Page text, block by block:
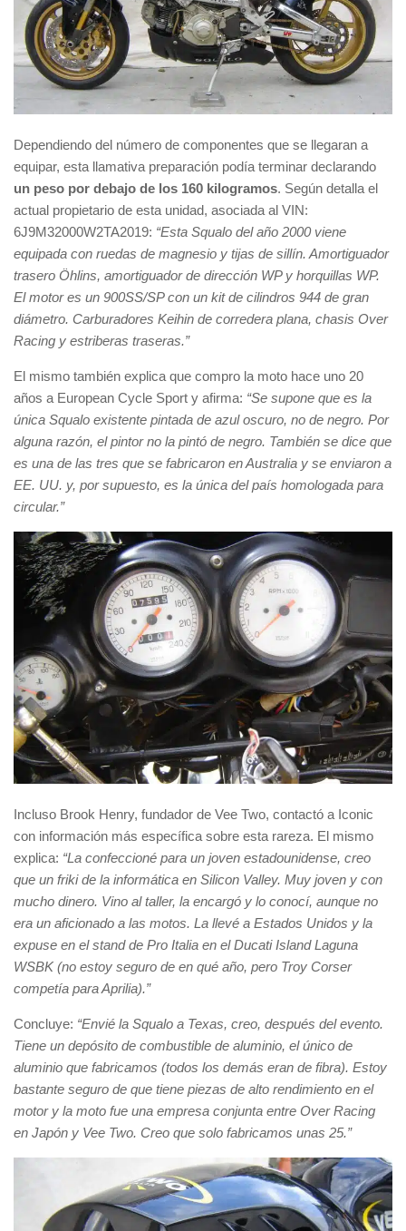
Dependiendo del número de componentes que se llegaran a
equipar, esta llamativa preparación podía terminar declarando
un peso por debajo de los 160 kilogramos. Según detalla el
actual propietario de esta unidad, asociada al VIN:
6J9M32000W2TA2019: “Esta Squalo del año 2000 viene
equipada con ruedas de magnesio y tijas de sillín. Amortiguador
trasero Öhlins, amortiguador de dirección WP y horquillas WP.
El motor es un 900SS/SP con un kit de cilindros 944 de gran
diámetro. Carburadores Keihin de corredera plana, chasis Over
Racing y estriberas traseras.”
El mismo también explica que compro la moto hace uno 20
años a European Cycle Sport y afirma: “Se supone que es la
única Squalo existente pintada de azul oscuro, no de negro. Por
alguna razón, el pintor no la pintó de negro. También se dice que
es una de las tres que se fabricaron en Australia y se enviaron a
EE. UU. y, por supuesto, es la única del país homologada para
circular.”
Incluso Brook Henry, fundador de Vee Two, contactó a Iconic
con información más específica sobre esta rareza. El mismo
explica: “La confeccioné para un joven estadounidense, creo
que un friki de la informática en Silicon Valley. Muy joven y con
mucho dinero. Vino al taller, la encargó y lo conocí, aunque no
era un aficionado a las motos. La llevé a Estados Unidos y la
expuse en el stand de Pro Italia en el Ducati Island Laguna
WSBK (no estoy seguro de en qué año, pero Troy Corser
competía para Aprilia).”
Concluye: “Envié la Squalo a Texas, creo, después del evento.
Tiene un depósito de combustible de aluminio, el único de
aluminio que fabricamos (todos los demás eran de fibra). Estoy
bastante seguro de que tiene piezas de alto rendimiento en el
motor y la moto fue una empresa conjunta entre Over Racing
en Japón y Vee Two. Creo que solo fabricamos unas 25.”